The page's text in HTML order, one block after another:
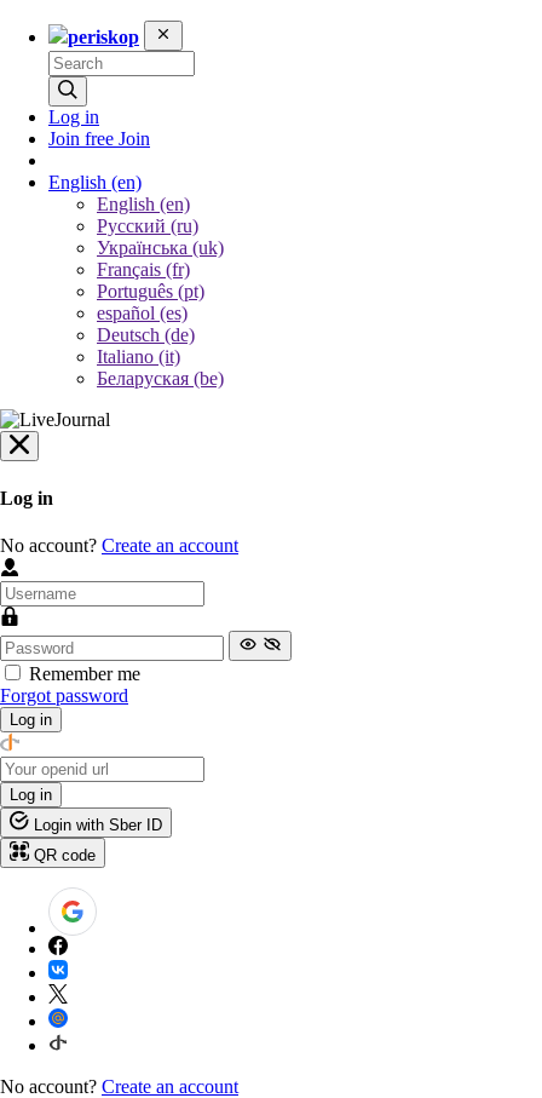
periskop
Log in
Join free Join
English (en)
English (en)
Русский (ru)
Українська (uk)
Français (fr)
Português (pt)
español (es)
Deutsch (de)
Italiano (it)
Беларуская (be)
Log in
No account? Create an account
Remember me
Forgot password
Log in
Log in
Login with Sber ID
QR code
No account? Create an account